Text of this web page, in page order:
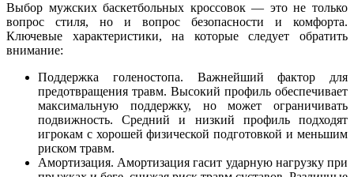
Выбор мужских баскетбольных кроссовок — это не только
вопрос стиля, но и вопрос безопасности и комфорта.
Ключевые характеристики, на которые следует обратить
внимание:
Поддержка голеностопа. Важнейший фактор для
предотвращения травм. Высокий профиль обеспечивает
максимальную поддержку, но может ограничивать
подвижность. Средний и низкий профиль подходят
игрокам с хорошей физической подготовкой и меньшим
риском травм.
Амортизация. Амортизация гасит ударную нагрузку при